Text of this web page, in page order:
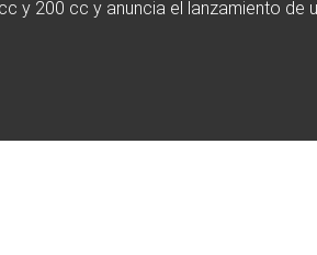
y 200 cc y anuncia el lanzamiento de